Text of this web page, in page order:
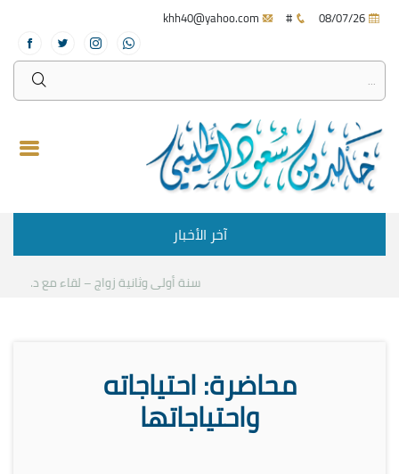
#
آخر الأخبار
سنة أولى وثانية زواج – لقاء مع د.خالد
محاضرة: احتياجاته
واحتياجاتها